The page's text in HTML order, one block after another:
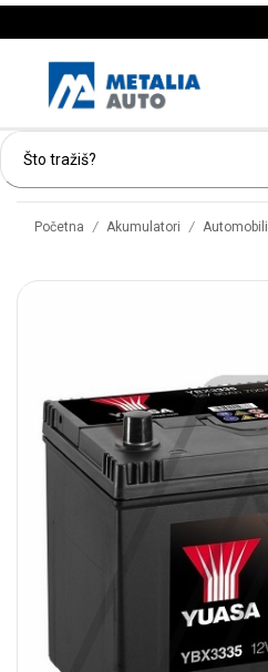
Početna / Akumulatori / Automobili